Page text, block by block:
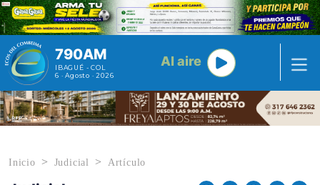
Pasar al contenido principal
790AM
IBAGUÉ - COL
6 · Agosto · 2026
Al aire
Inicio Judicial Artículo